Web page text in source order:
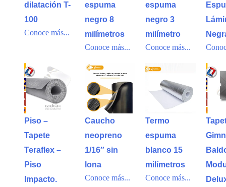
dilatación T-
100
Conoce más...
espuma
negro 8
milímetros
Conoce más...
espuma
negro 3
milímetro
Conoce más...
Piso –
Tapete
Teraflex –
Piso
Impacto.
Caucho
neopreno
1/16″ sin
lona
Conoce más...
Termo
espuma
blanco 15
milímetros
Conoce más...